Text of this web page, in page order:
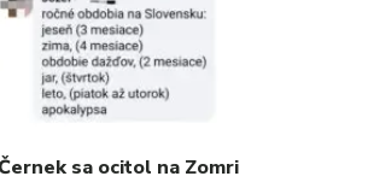
sa ocitol na Zomri